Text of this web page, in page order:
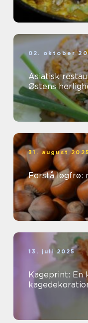
02. oktober
Asiatisk
Østens
31. august
Forstå løgfrø:
13. juli 2025
Kageprint: En